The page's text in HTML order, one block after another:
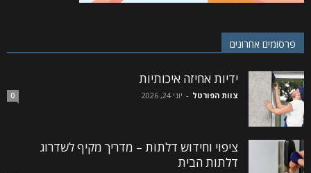
פרסומים אחרונים
ידיות אחיזה איכותיות
צוות הפורטל - יוני 24, 2026 0
ציפוי וחידוש דלתות – מדריך מקיף לשדרוג
דלתות הבית